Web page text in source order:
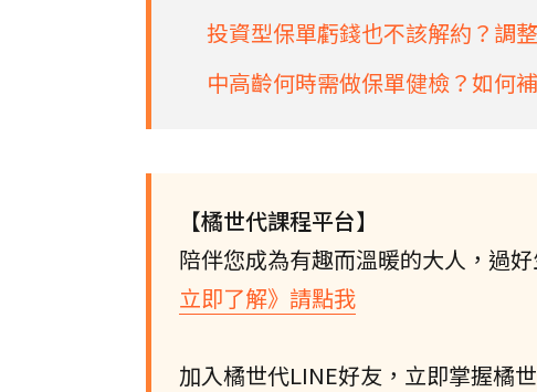
投資型保單虧錢也不該解約？調
中高齡何時需做保單健檢？如何
【橘世代課程平台】
陪伴您成為有趣而溫暖的大人，過
立即了解》請點我
加入橘世代LINE好友，立即掌握橘